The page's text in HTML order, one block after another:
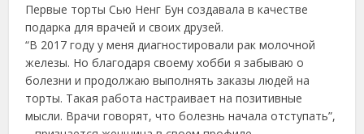
Первые торты Сью Ненг Бун создавала в качестве
подарка для врачей и своих друзей.
“В 2017 году у меня диагностировали рак молочной
железы. Но благодаря своему хобби я забываю о
болезни и продолжаю выполнять заказы людей на
торты. Такая работа настраивает на позитивные
мысли. Врачи говорят, что болезнь начала отступать”,